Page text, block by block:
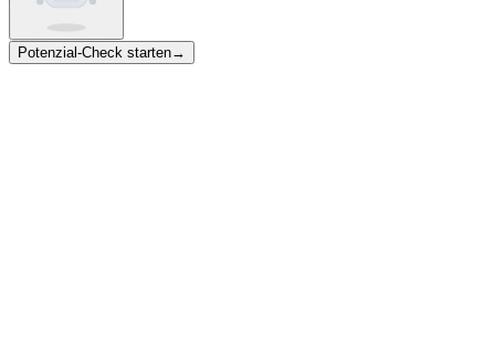
Potenzial-Check starten→